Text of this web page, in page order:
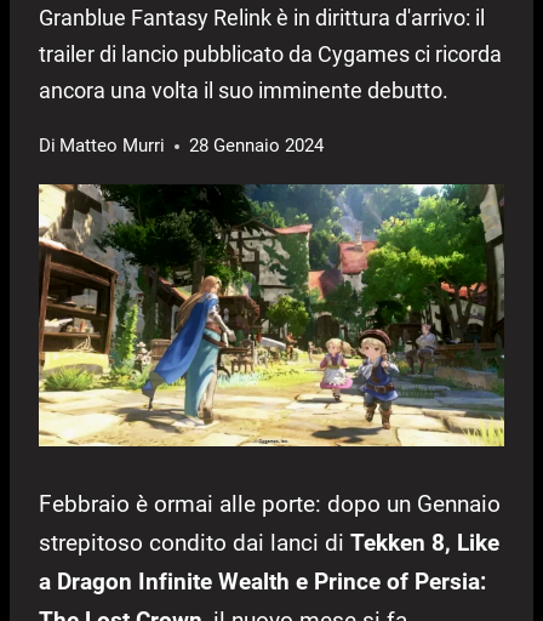
Granblue Fantasy Relink è in dirittura d'arrivo: il
trailer di lancio pubblicato da Cygames ci ricorda
ancora una volta il suo imminente debutto.
Di Matteo Murri 28 Gennaio 2024
Febbraio è ormai alle porte: dopo un Gennaio
strepitoso condito dai lanci di Tekken 8, Like
a Dragon Infinite Wealth e Prince of Persia: